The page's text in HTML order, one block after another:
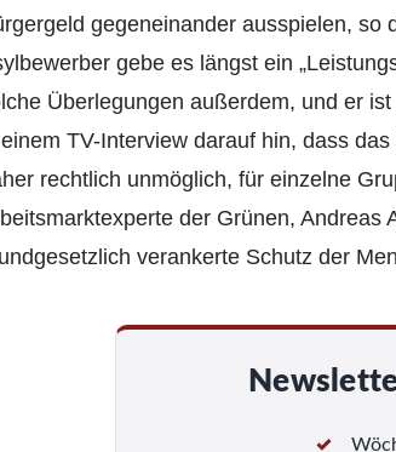
gegeneinander ausspielen, so
gebe es längst ein
Überlegungen außerdem, und er
TV-Interview darauf hin, dass
rechtlich unmöglich, für einzelne
der Grünen, Andreas
verankerte Schutz der